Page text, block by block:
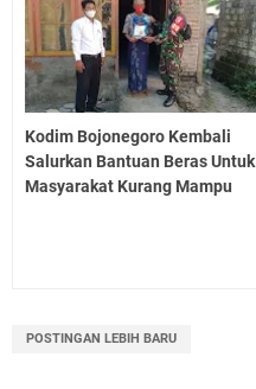
Kodim Bojonegoro Kembali
Salurkan Bantuan Beras Untuk
Masyarakat Kurang Mampu
POSTINGAN LEBIH BARU